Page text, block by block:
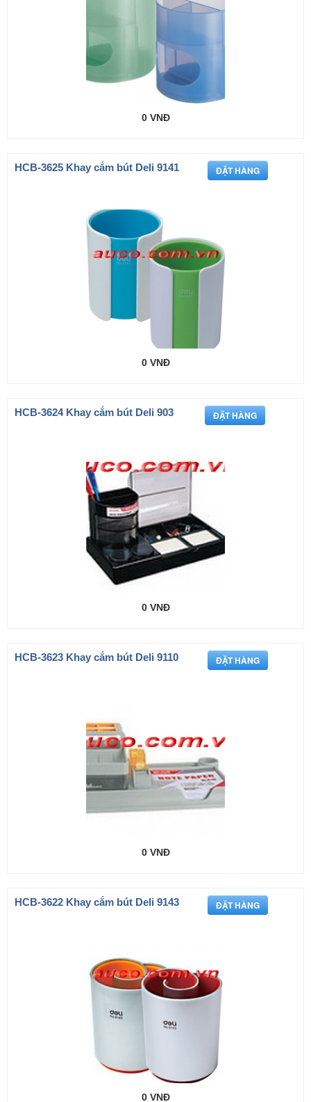
0 VNĐ
HCB-3625 Khay cắm bút Deli 9141
0 VNĐ
HCB-3624 Khay cắm bút Deli 903
0 VNĐ
HCB-3623 Khay cắm bút Deli 9110
0 VNĐ
HCB-3622 Khay cắm bút Deli 9143
0 VNĐ